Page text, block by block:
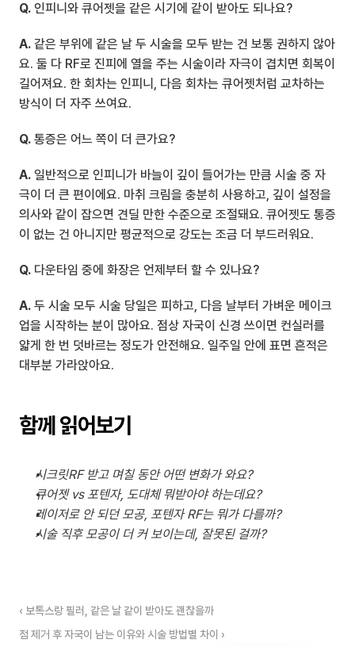
Q. 인피니와 큐어젯을 같은 시기에 같이 받아도 되나요?
A. 같은 부위에 같은 날 두 시술을 모두 받는 건 보통 권하지 않아
요. 둘 다 RF로 진피에 열을 주는 시술이라 자극이 겹치면 회복이
길어져요. 한 회차는 인피니, 다음 회차는 큐어젯처럼 교차하는
방식이 더 자주 쓰여요.
Q. 통증은 어느 쪽이 더 큰가요?
A. 일반적으로 인피니가 바늘이 깊이 들어가는 만큼 시술 중 자
극이 더 큰 편이에요. 마취 크림을 충분히 사용하고, 깊이 설정을
의사와 같이 잡으면 견딜 만한 수준으로 조절돼요. 큐어젯도 통증
이 없는 건 아니지만 평균적으로 강도는 조금 더 부드러워요.
Q. 다운타임 중에 화장은 언제부터 할 수 있나요?
A. 두 시술 모두 시술 당일은 피하고, 다음 날부터 가벼운 메이크
업을 시작하는 분이 많아요. 점상 자국이 신경 쓰이면 컨실러를
얇게 한 번 덧바르는 정도가 안전해요. 일주일 안에 표면 흔적은
대부분 가라앉아요.
함께 읽어보기
시크릿RF 받고 며칠 동안 어떤 변화가 와요?
큐어젯 vs 포텐자, 도대체 뭐받아야 하는데요?
레이저로 안 되던 모공, 포텐자 RF는 뭐가 다를까?
시술 직후 모공이 더 커 보이는데, 잘못된 걸까?
‹ 보톡스랑 필러, 같은 날 같이 받아도 괜찮을까
점 제거 후 자국이 남는 이유와 시술 방법별 차이 ›